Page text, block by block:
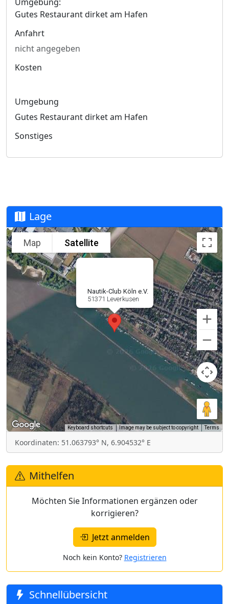
Gutes Restaurant dirket am Hafen
Anfahrt
nicht angegeben
Kosten
Umgebung
Gutes Restaurant dirket am Hafen
Sonstiges
Lage
Nautik-Club Köln e.V.
51371 Leverkusen
Map Satellite
Keyboard shortcuts Image may be subject to copyright Terms
Koordinaten: 51.063793° N, 6.904532° E
Mithelfen
Möchten Sie Informationen ergänzen oder
korrigieren?
Jetzt anmelden
Noch kein Konto? Registrieren
Schnellübersicht